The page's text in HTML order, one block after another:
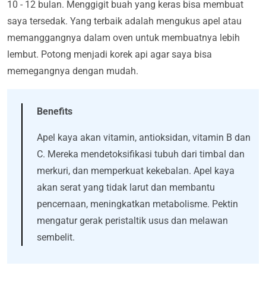
10 - 12 bulan. Menggigit buah yang keras bisa membuat
saya tersedak. Yang terbaik adalah mengukus apel atau
memanggangnya dalam oven untuk membuatnya lebih
lembut. Potong menjadi korek api agar saya bisa
memegangnya dengan mudah.
Benefits
Apel kaya akan vitamin, antioksidan, vitamin B dan
C. Mereka mendetoksifikasi tubuh dari timbal dan
merkuri, dan memperkuat kekebalan. Apel kaya
akan serat yang tidak larut dan membantu
pencernaan, meningkatkan metabolisme. Pektin
mengatur gerak peristaltik usus dan melawan
sembelit.